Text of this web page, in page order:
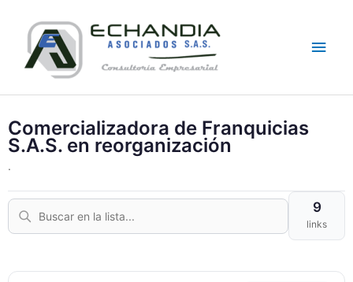
content
Comercializadora de Franquicias
S.A.S. en reorganización
.
9
links